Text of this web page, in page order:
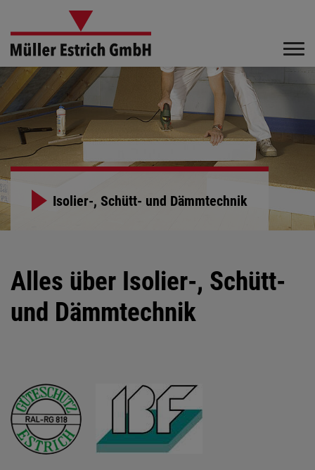
Isolier-, Schütt- und Dämmtechnik
Alles über Isolier-, Schütt-
und Dämmtechnik